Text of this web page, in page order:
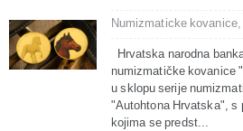
Numizmaticke kovanice,
Hrvatska narodna
numizmatičke kovanice
u sklopu serije
"Autohtona Hrvatska", s
kojima se predst...